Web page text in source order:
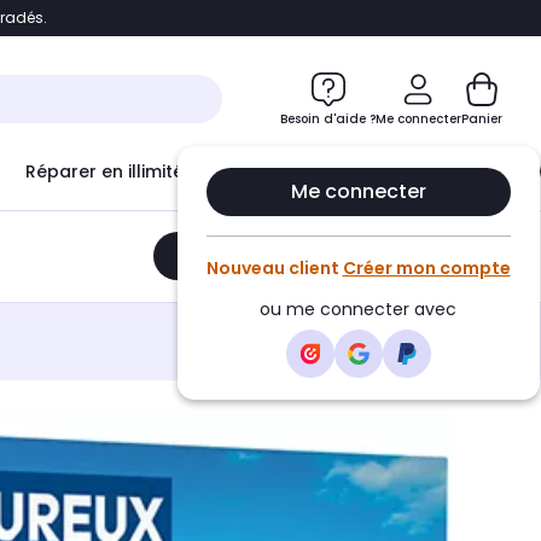
Accéder directement au chatbot
Besoin d'aide ?Me connecter
Me connecter
Nouveau client Créer mon compte
ou me connecter avec
Panier
Réparer en illimité avec Le Club Infinity
Ajouter au panier •